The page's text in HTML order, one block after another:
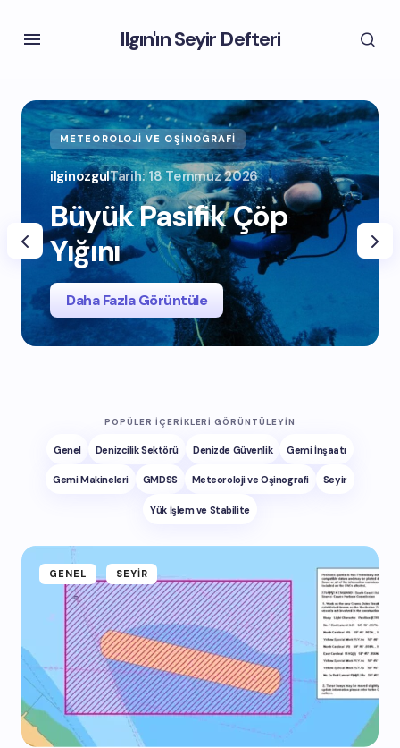
Ilgın'ın Seyir Defteri
METEOROLOJI VE OŞINOGRAFI
ilginozgulTarih: 18 Temmuz 2026
Büyük Pasifik Çöp
Yığını
Daha Fazla Görüntüle
POPÜLER İÇERIKLERI GÖRÜNTÜLEYIN
Genel Denizcilik Sektörü Denizde Güvenlik Gemi İnşaatı
Gemi Makineleri GMDSS Meteoroloji ve Oşinografi Seyir
Yük İşlem ve Stabilite
GENEL SEYIR